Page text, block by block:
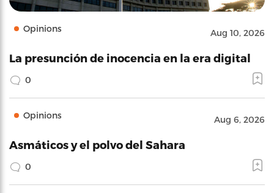
Opinions Aug 10, 2026
La presunción de inocencia en la era digital
0
Opinions Aug 6, 2026
Asmáticos y el polvo del Sahara
0